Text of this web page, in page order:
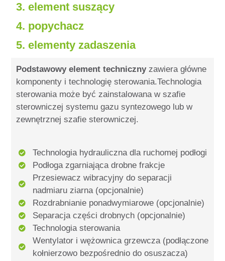
3. element suszący
4. popychacz
5. elementy zadaszenia
Podstawowy element technicznyzawiera główne
komponenty i technologię sterowania.Technologia
sterowania może być zainstalowana w szafie
sterowniczej systemu gazu syntezowego lub w
zewnętrznej szafie sterowniczej.
Technologia hydrauliczna dla ruchomej podłogi
Podłoga zgarniająca drobne frakcje
Przesiewacz wibracyjny do separacji
nadmiaru ziarna (opcjonalnie)
Rozdrabnianie ponadwymiarowe (opcjonalnie)
Separacja części drobnych (opcjonalnie)
Technologia sterowania
Wentylator i wężownica grzewcza (podłączone
kołnierzowo bezpośrednio do osuszacza)